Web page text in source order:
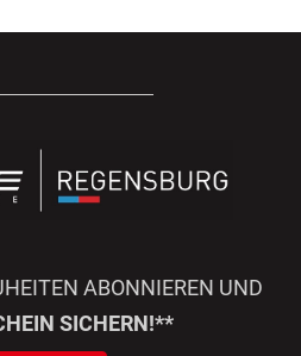
ABONNIEREN UND
SICHERN!**